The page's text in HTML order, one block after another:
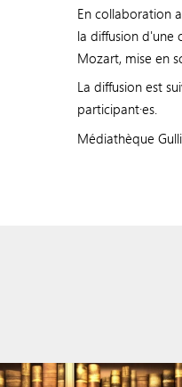
En collaboration
la diffusion d'une
Mozart, mise en
La diffusion est
participant·es.
Médiathèque